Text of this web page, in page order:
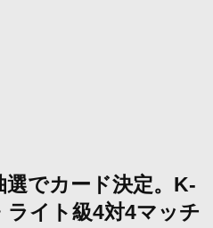
でカード決定。K-
イト級4対4マッチ